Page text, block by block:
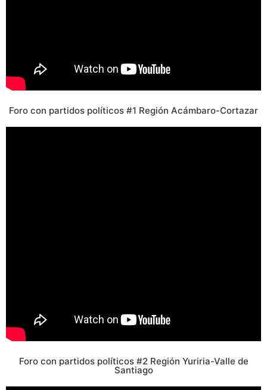
Foro con partidos políticos #1 Región Acámbaro-Cortazar
Foro con partidos políticos #2 Región Yuriria-Valle de
Santiago